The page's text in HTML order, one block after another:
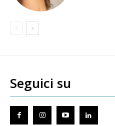
Seguici su